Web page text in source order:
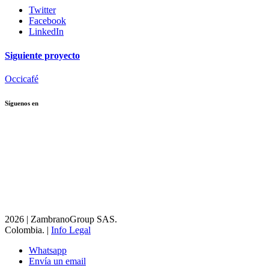
Twitter
Facebook
LinkedIn
Siguiente proyecto
Occicafé
Síguenos en
2026 | ZambranoGroup SAS.
Colombia. | Info Legal
Whatsapp
Envía un email